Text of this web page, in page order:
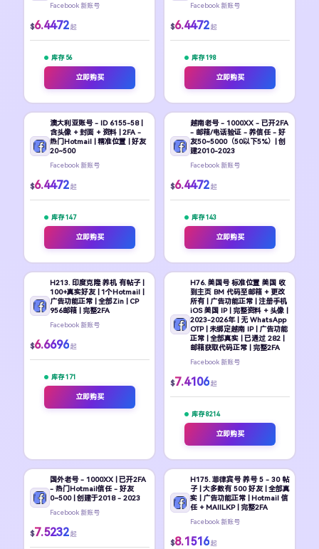
Facebook 新账号
$6.4472 起
库存 56
立即购买
Facebook 新账号
$6.4472 起
库存 198
立即购买
澳大利亚账号 - ID 6155-58 |
含头像 + 封面 + 资料 | 2FA -
热门Hotmail | 精准位置 | 好友
20~500
Facebook 新账号
$6.4472 起
库存 147
立即购买
越南老号 - 1000XX - 已开2FA
- 邮箱/电话验证 - 养信任 - 好
友50~5000（50以下5%）| 创
建2010-2023
Facebook 新账号
$6.4472 起
库存 143
立即购买
H213. 印度克隆 养机 有帖子 |
100+真实好友 | 1个Hotmail |
广告功能正常 | 全部Zin | CP
956邮箱 | 完整2FA
Facebook 新账号
$6.6696 起
库存 171
立即购买
H76. 美国号 标准位置 美国 收
到主页 BM 代码至邮箱 + 更改
所有 | 广告功能正常 | 注册手机
iOS 美国 IP | 完整资料 + 头像 |
2023-2026年 | 无 WhatsApp
OTP | 未绑定越南 IP | 广告功能
正常 | 全部真实 | 已通过 282 |
邮箱获取代码正常 | 完整2FA
Facebook 新账号
$7.4106 起
库存 8214
立即购买
国外老号 - 1000XX | 已开2FA
- 热门Hotmail信任 - 好友
0~500 | 创建于2018 - 2023
Facebook 新账号
$7.5232 起
H175. 菲律宾号 养号 5 - 30 帖
子 | 大多数有 500 好友 | 全部真
实 | 广告功能正常 | Hotmail 信
任 + MAIILKP | 完整2FA
Facebook 新账号
$8.1516 起